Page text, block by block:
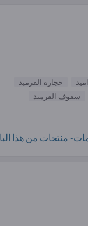
حجارة القرميد
سقوف القرميد
منتجات من هذا